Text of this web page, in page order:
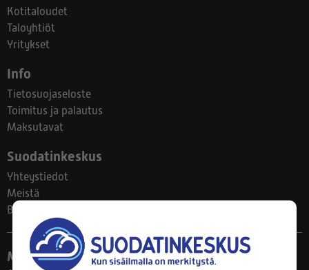
Kotitaloudet
Taloyhtiöt
Yritykset
Info
Tietosuojaseloste
Toimitus ja palautus
Maksutavat
Suodatinkeskus
Yhteystiedot
Meistä
Blogi
Myymälä